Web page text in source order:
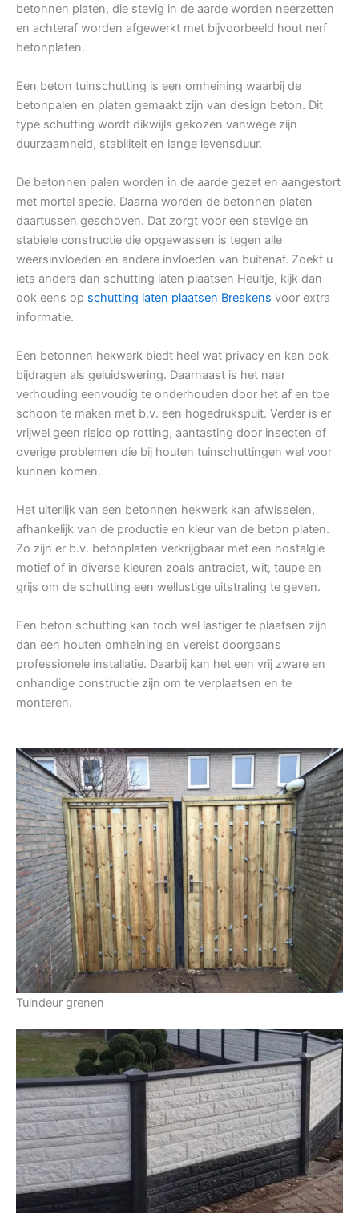
betonnen platen, die stevig in de aarde worden neerzetten
en achteraf worden afgewerkt met bijvoorbeeld hout nerf
betonplaten.
Een beton tuinschutting is een omheining waarbij de
betonpalen en platen gemaakt zijn van design beton. Dit
type schutting wordt dikwijls gekozen vanwege zijn
duurzaamheid, stabiliteit en lange levensduur.
De betonnen palen worden in de aarde gezet en aangestort
met mortel specie. Daarna worden de betonnen platen
daartussen geschoven. Dat zorgt voor een stevige en
stabiele constructie die opgewassen is tegen alle
weersinvloeden en andere invloeden van buitenaf. Zoekt u
iets anders dan schutting laten plaatsen Heultje, kijk dan
ook eens op schutting laten plaatsen Breskens voor extra
informatie.
Een betonnen hekwerk biedt heel wat privacy en kan ook
bijdragen als geluidswering. Daarnaast is het naar
verhouding eenvoudig te onderhouden door het af en toe
schoon te maken met b.v. een hogedrukspuit. Verder is er
vrijwel geen risico op rotting, aantasting door insecten of
overige problemen die bij houten tuinschuttingen wel voor
kunnen komen.
Het uiterlijk van een betonnen hekwerk kan afwisselen,
afhankelijk van de productie en kleur van de beton platen.
Zo zijn er b.v. betonplaten verkrijgbaar met een nostalgie
motief of in diverse kleuren zoals antraciet, wit, taupe en
grijs om de schutting een wellustige uitstraling te geven.
Een beton schutting kan toch wel lastiger te plaatsen zijn
dan een houten omheining en vereist doorgaans
professionele installatie. Daarbij kan het een vrij zware en
onhandige constructie zijn om te verplaatsen en te
monteren.
Tuindeur grenen